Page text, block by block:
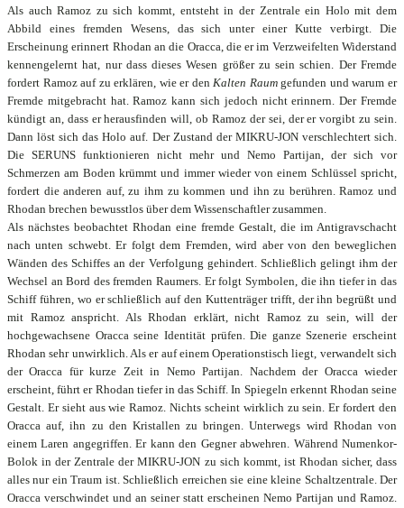
Als auch Ramoz zu sich kommt, entsteht in der Zentrale ein Holo mit dem
Abbild eines fremden Wesens, das sich unter einer Kutte verbirgt. Die
Erscheinung erinnert Rhodan an die Oracca, die er im Verzweifelten Widerstand
kennengelernt hat, nur dass dieses Wesen größer zu sein schien. Der Fremde
fordert Ramoz auf zu erklären, wie er denKalten Raumgefunden und warum er
Fremde mitgebracht hat. Ramoz kann sich jedoch nicht erinnern. Der Fremde
kündigt an, dass er herausfinden will, ob Ramoz der sei, der er vorgibt zu sein.
Dann löst sich das Holo auf. Der Zustand der MIKRU-JON verschlechtert sich.
Die SERUNS funktionieren nicht mehr und Nemo Partijan, der sich vor
Schmerzen am Boden krümmt und immer wieder von einem Schlüssel spricht,
fordert die anderen auf, zu ihm zu kommen und ihn zu berühren. Ramoz und
Rhodan brechen bewusstlos über dem Wissenschaftler zusammen.
Als nächstes beobachtet Rhodan eine fremde Gestalt, die im Antigravschacht
nach unten schwebt. Er folgt dem Fremden, wird aber von den beweglichen
Wänden des Schiffes an der Verfolgung gehindert. Schließlich gelingt ihm der
Wechsel an Bord des fremden Raumers. Er folgt Symbolen, die ihn tiefer in das
Schiff führen, wo er schließlich auf den Kuttenträger trifft, der ihn begrüßt und
mit Ramoz anspricht. Als Rhodan erklärt, nicht Ramoz zu sein, will der
hochgewachsene Oracca seine Identität prüfen. Die ganze Szenerie erscheint
Rhodan sehr unwirklich. Als er auf einem Operationstisch liegt, verwandelt sich
der Oracca für kurze Zeit in Nemo Partijan. Nachdem der Oracca wieder
erscheint, führt er Rhodan tiefer in das Schiff. In Spiegeln erkennt Rhodan seine
Gestalt. Er sieht aus wie Ramoz. Nichts scheint wirklich zu sein. Er fordert den
Oracca auf, ihn zu den Kristallen zu bringen. Unterwegs wird Rhodan von
einem Laren angegriffen. Er kann den Gegner abwehren. Während Numenkor-
Bolok in der Zentrale der MIKRU-JON zu sich kommt, ist Rhodan sicher, dass
alles nur ein Traum ist. Schließlich erreichen sie eine kleine Schaltzentrale. Der
Oracca verschwindet und an seiner statt erscheinen Nemo Partijan und Ramoz.